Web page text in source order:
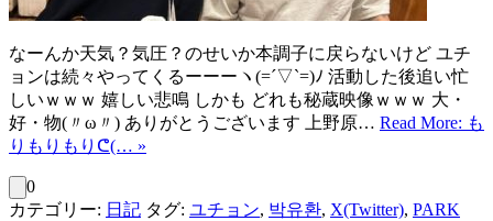
なーんか天気？気圧？のせいか本調子に戻らないけど ユチ
ョンは続々やってくるーーーヽ(=´▽`=)ﾉ 活動した後追い忙
しいｗｗｗ 嬉しい悲鳴 しかも どれも秘蔵映像ｗｗｗ 大・
好・物(〃ω〃) ありがとうございます 上野原… Read More: も
りもりもりᕦ⁠(⁠… »
0
カテゴリー: 日記 タグ: ユチョン, 박유환, X(Twitter), PARK